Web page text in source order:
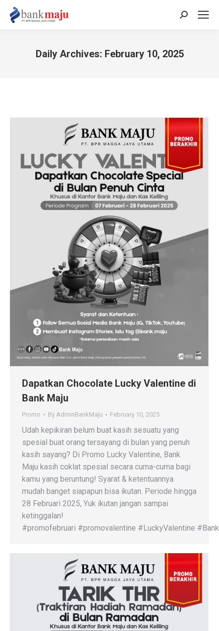
Search:
Daily Archives: February 10, 2025
Dapatkan Chocolate Lucky Valentine di
Bank Maju
Promo By AdminBankMaju February 10, 2025
Udah kepikiran belum buat kasih sesuatu yang
spesial buat orang tersayang di bulan yang penuh
kasih sayang? Di Promo Lucky Valentine, Bank
Maju kasih coklat spesial secara cuma-cuma bagi
kamu yang beruntung! Syarat & ketentuannya
mudah banget siapapun bisa ikutan. Periode hingga
28 Februari 2025, Yuk ikutan jangan sampai
ketinggalan!
#promofebruari #promovalentine #LuckyValentine